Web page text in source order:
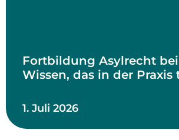
Fortbildung Asylrecht bei
Wissen, das in der Praxis
1. Juli 2026